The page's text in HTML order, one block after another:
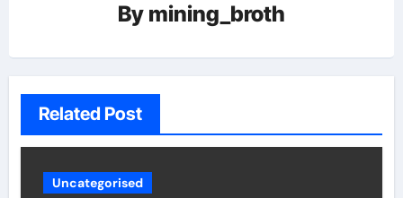
By mining_broth
Related Post
Uncategorised